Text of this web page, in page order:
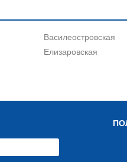
Василеостровская
Елизаровская